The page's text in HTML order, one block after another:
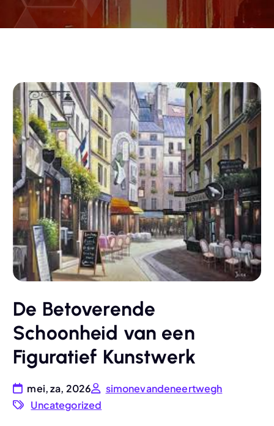
De Betoverende
Schoonheid van een
Figuratief Kunstwerk
mei, za, 2026
simonevandeneertwegh
Uncategorized